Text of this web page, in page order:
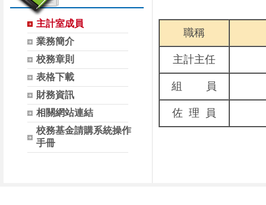
主計室成員
業務簡介
校務章則
表格下載
財務資訊
相關網站連結
校務基金請購系統操作
手冊
職稱
主計主任
組 員
佐 理 員